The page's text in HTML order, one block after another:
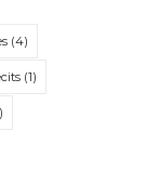
(4)
(1)